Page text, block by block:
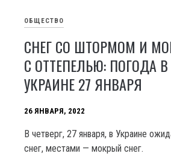
ОБЩЕСТВО
СНЕГ СО ШТОРМОМ И
С ОТТЕПЕЛЬЮ: ПОГОДА В
УКРАИНЕ 27 ЯНВАРЯ
26 ЯНВАРЯ, 2022
В четверг, 27 января, в Украине
снег, местами — мокрый снег.